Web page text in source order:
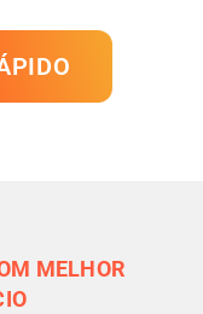
MELHOR